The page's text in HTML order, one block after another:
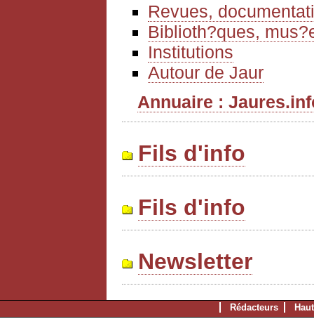
Revues,
Biblioth?ques,
Institutions
Autour de Jaur
Annuaire :
Fils d'info
Fils d'info
Newsletter
Rédacteurs